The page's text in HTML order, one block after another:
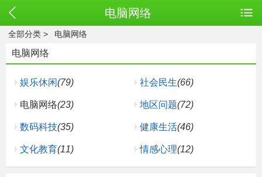
电脑网络
全部分类 > 电脑网络
电脑网络
娱乐休闲(79) 社会民生(66)
电脑网络(23) 地区问题(72)
数码科技(35) 健康生活(46)
文化教育(11) 情感心理(12)